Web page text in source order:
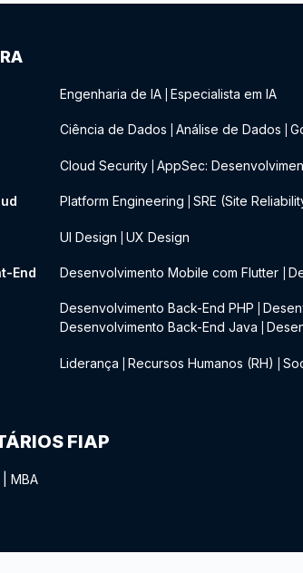
Engenharia de IA Especialista em IA
Ciência de Dados Análise de Dados
Cloud Security AppSec:
Platform Engineering SRE (Site
UI Design UX Design
End Desenvolvimento Mobile com Flutter
Desenvolvimento Back-End PHP
Desenvolvimento Back-End Java
Liderança Recursos Humanos (RH)
FIAP
MBA